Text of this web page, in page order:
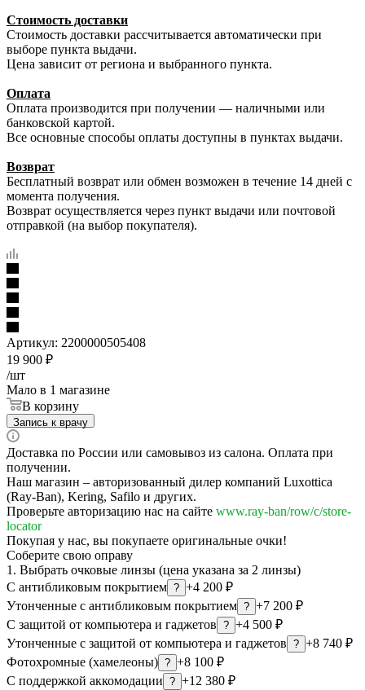
Стоимость доставки
Стоимость доставки рассчитывается автоматически при
выборе пункта выдачи.
Цена зависит от региона и выбранного пункта.
Оплата
Оплата производится при получении — наличными или
банковской картой.
Все основные способы оплаты доступны в пунктах выдачи.
Возврат
Бесплатный возврат или обмен возможен в течение 14 дней с
момента получения.
Возврат осуществляется через пункт выдачи или почтовой
отправкой (на выбор покупателя).
Артикул: 2200000505408
19 900 ₽
/шт
Мало в 1 магазине
В корзину
Запись к врачу
Доставка по России или самовывоз из салона. Оплата при
получении.
Наш магазин – авторизованный дилер компаний Luxottica
(Ray-Ban), Kering, Safilo и других.
Проверьте авторизацию нас на сайте www.ray-ban/row/c/store-
locator
Покупая у нас, вы покупаете оригинальные очки!
Соберите свою оправу
1. Выбрать очковые линзы (цена указана за 2 линзы)
С антибликовым покрытием ? +4 200 ₽
Утонченные с антибликовым покрытием ? +7 200 ₽
С защитой от компьютера и гаджетов ? +4 500 ₽
Утонченные с защитой от компьютера и гаджетов ? +8 740 ₽
Фотохромные (хамелеоны) ? +8 100 ₽
С поддержкой аккомодации ? +12 380 ₽